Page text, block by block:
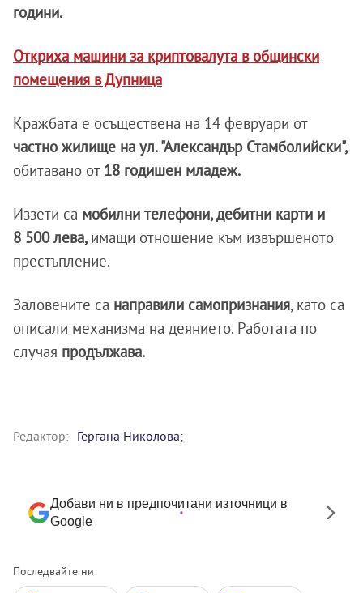
години.
Откриха машини за криптовалута в общински
помещения в Дупница
Кражбата е осъществена на 14 февруари от
частно жилище на ул. "Александър Стамболийски",
обитавано от 18 годишен младеж.
Иззети са мобилни телефони, дебитни карти и
8 500 лева, имащи отношение към извършеното
престъпление.
Заловените са направили самопризнания, като са
описали механизма на деянието. Работата по
случая продължава.
Редактор: Гергана Николова;
Добави ни в предпочитани източници в
Google
Последвайте ни